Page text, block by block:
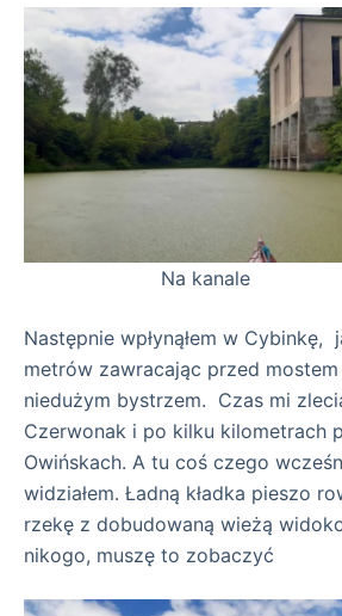
Na kanale
Następnie wpłynąłem w Cybinkę,
metrów zawracając przed
niedużym bystrzem. Czas mi
Czerwonak i po kilku kilometrach
Owińskach. A tu coś czego
widziałem. Ładną kładka pieszo
rzekę z dobudowaną wieżą
nikogo, muszę to zobaczyć